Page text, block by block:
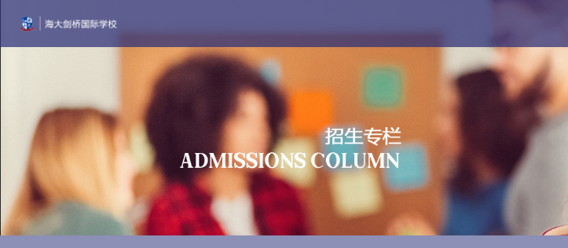
风采墙 教学动态 国际竞赛·游学